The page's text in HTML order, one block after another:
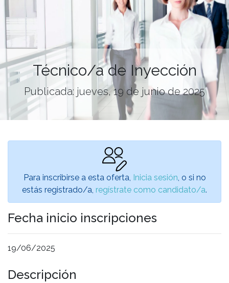
Técnico/a de Inyección
Publicada: jueves, 19 de junio de 2025
Para inscribirse a esta oferta, Inicia sesión , o si no
estás registrado/a, regístrate como candidato/a.
Fecha inicio inscripciones
19/06/2025
Descripción